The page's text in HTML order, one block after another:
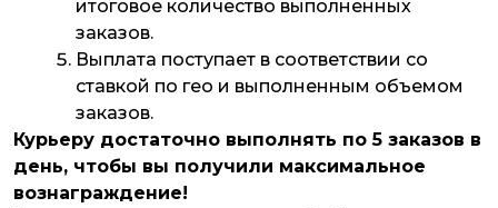
итоговое количество выполненных
заказов.
Выплата поступает в соответствии со
ставкой по гео и выполненным объемом
заказов.
Курьеру достаточно выполнять по 5 заказов в
день, чтобы вы получили максимальное
вознаграждение!